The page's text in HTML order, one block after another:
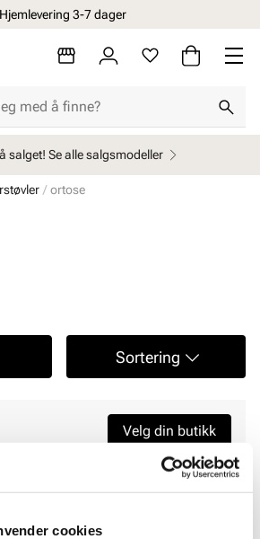
cookies
Hjemlevering 3-7 dager
salget! Se alle salgsmodeller
ortose
Sortering
Velg din butikk